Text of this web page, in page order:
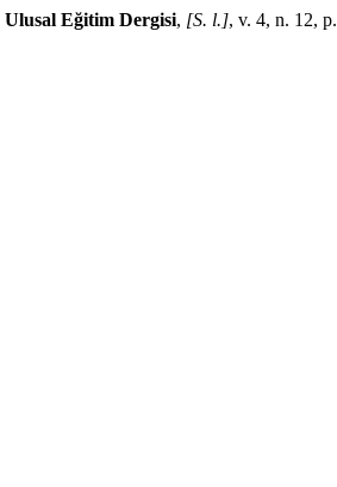
Ulusal Eğitim Dergisi, [S. l.], v. 4, n. 12,